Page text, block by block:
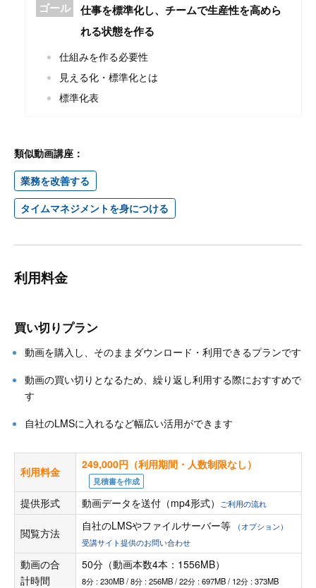
ゴール
仕事を標準化し、チームで生産性を高めら
れる状態を作る
仕組みを作る必要性
見える化・標準化とは
標準化表
類似動画講座：
業務を改善する
タイムマネジメントを身につける
利用料金
買い切りプラン
動画を購入し、そのままダウンロード・利用できるプランです
動画の買い切りとなるため、繰り返し利用する際におすすめで
す
自社のLMSに入れるなど幅広い活用ができます
利用料金
249,000円（利用期間・人数制限なし）
見積書を作成
提供形式 動画データを送付（mp4形式） ご利用の流れ
閲覧方法
自社のLMSやファイルサーバー等
（オプション）
受講サイト提供のお問い合わせ
動画の合
計時間
50分（動画本数4本：1556MB）
8分 : 230MB / 8分 : 256MB / 22分 : 697MB / 12分 : 373MB